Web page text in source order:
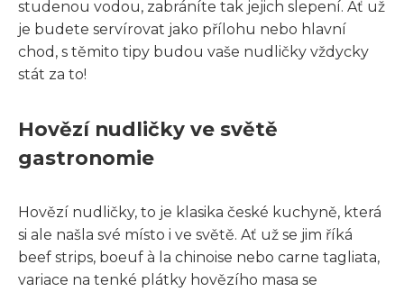
studenou vodou, zabráníte tak jejich slepení. Ať už
je budete servírovat jako přílohu nebo hlavní
chod, s těmito tipy budou vaše nudličky vždycky
stát za to!
Hovězí nudličky ve světě
gastronomie
Hovězí nudličky, to je klasika české kuchyně, která
si ale našla své místo i ve světě. Ať už se jim říká
beef strips, boeuf à la chinoise nebo carne tagliata,
variace na tenké plátky hovězího masa se